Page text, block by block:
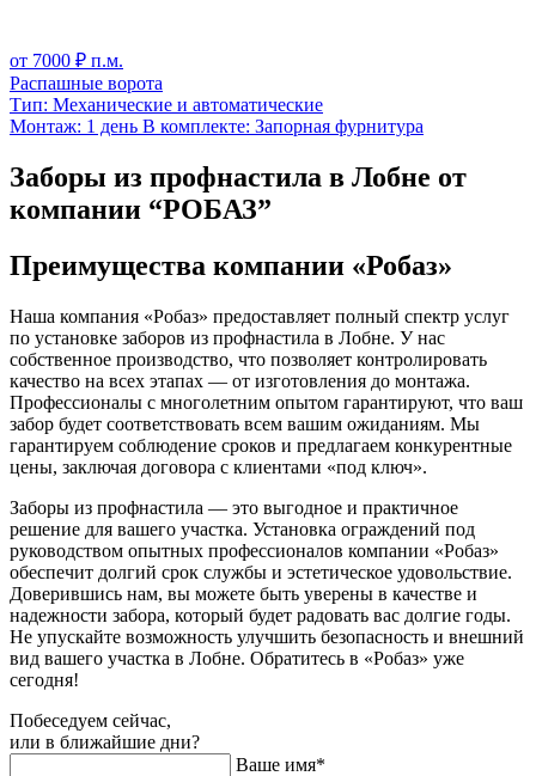
от 7000 ₽ п.м.
Распашные ворота
Тип: Механические и автоматические
Монтаж: 1 день В комплекте: Запорная фурнитура
Заборы из профнастила в Лобне от
компании “РОБАЗ”
Преимущества компании «Робаз»
Наша компания «Робаз» предоставляет полный спектр услуг
по установке заборов из профнастила в Лобне. У нас
собственное производство, что позволяет контролировать
качество на всех этапах — от изготовления до монтажа.
Профессионалы с многолетним опытом гарантируют, что ваш
забор будет соответствовать всем вашим ожиданиям. Мы
гарантируем соблюдение сроков и предлагаем конкурентные
цены, заключая договора с клиентами «под ключ».
Заборы из профнастила — это выгодное и практичное
решение для вашего участка. Установка ограждений под
руководством опытных профессионалов компании «Робаз»
обеспечит долгий срок службы и эстетическое удовольствие.
Доверившись нам, вы можете быть уверены в качестве и
надежности забора, который будет радовать вас долгие годы.
Не упускайте возможность улучшить безопасность и внешний
вид вашего участка в Лобне. Обратитесь в «Робаз» уже
сегодня!
Побеседуем сейчас,
или в ближайшие дни?
Ваше имя*